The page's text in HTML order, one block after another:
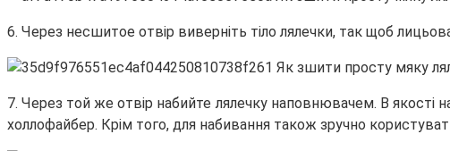
6. Через несшитое отвір виверніть тіло лялечки, так щоб
7. Через той же отвір набийте лялечку наповнювачем. В якості
холлофайбер. Крім того, для набивання також зручно